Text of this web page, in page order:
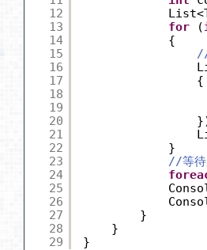
12
13
14
15
16
17
18
19
20
21
22
23
24
25
26
27
28
29
for
(
{
{
}
//等待
}
}
}